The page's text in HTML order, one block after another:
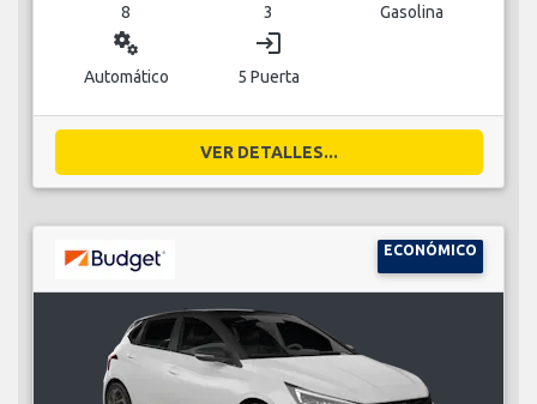
8 3 Gasolina
miscellaneous_services
Automático
login
5 Puerta
VER DETALLES...
ECONÓMICO